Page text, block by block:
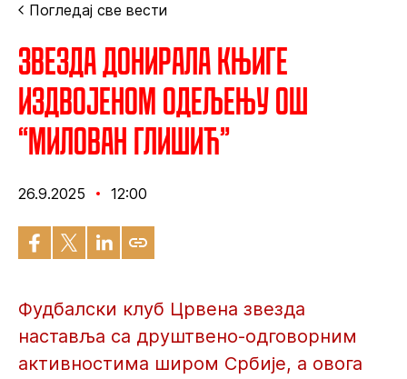
Погледај све вести
Звезда донирала књиге
издвојеном одељењу ОШ
“Милован Глишић”
26.9.2025 12:00
Фудбалски клуб Црвена звезда
наставља са друштвено-одговорним
активностима широм Србије, а овога